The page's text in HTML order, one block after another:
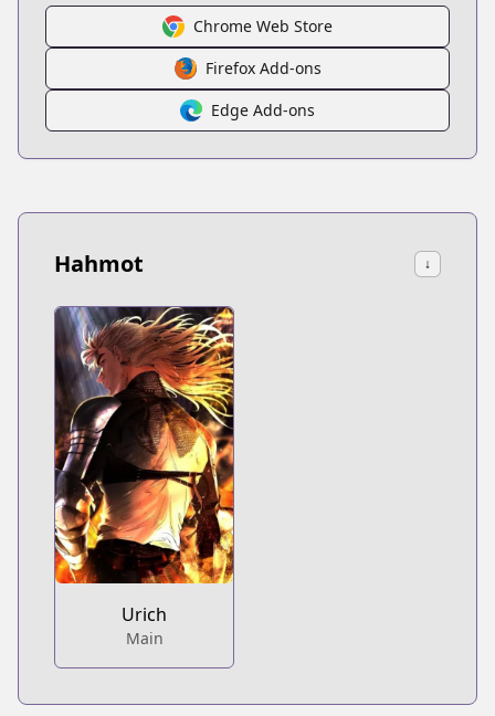
Chrome Web Store
Firefox Add-ons
Edge Add-ons
Hahmot ↓
Urich
Main